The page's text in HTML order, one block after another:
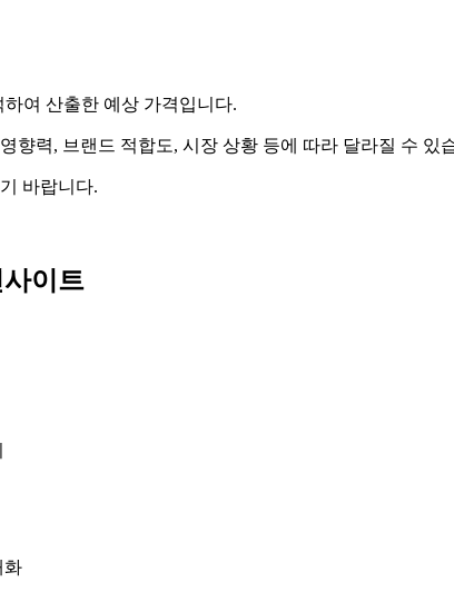
여 산출한 예상 가격입니다.
향력, 브랜드 적합도, 시장 상황 등에 따라 달라질 수 있
바랍니다.
이트
화